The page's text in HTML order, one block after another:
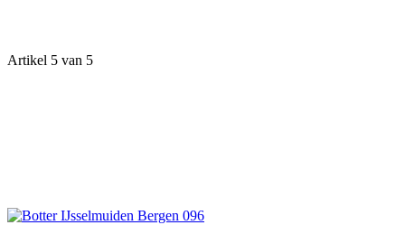
Artikel 5 van 5